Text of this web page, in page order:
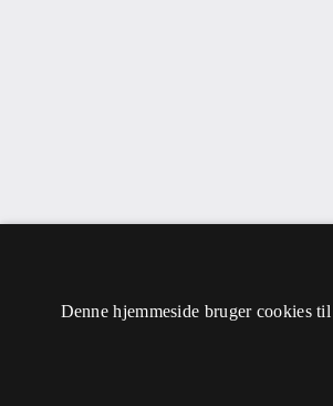
Denne hjemmeside bruger cookies